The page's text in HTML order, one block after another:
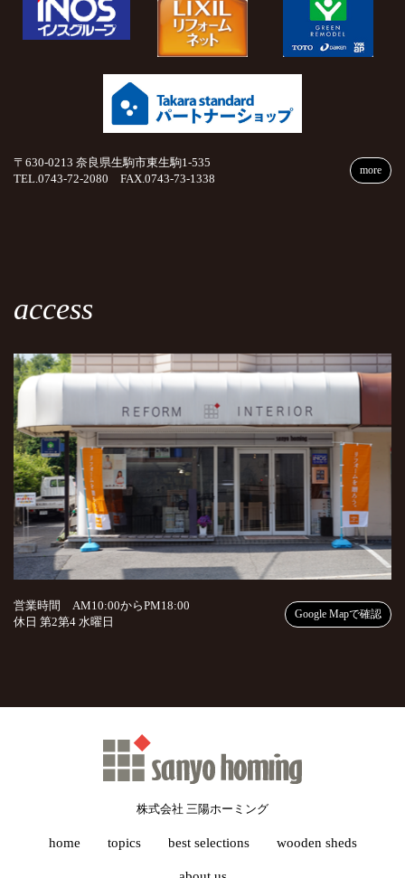
〒630-0213 奈良県生駒市東生駒1-535
TEL.0743-72-2080 FAX.0743-73-1338
more
access
営業時間 AM10:00からPM18:00
休日 第2第4 水曜日
Google Mapで確認
株式会社 三陽ホーミング
home topics best selections wooden sheds